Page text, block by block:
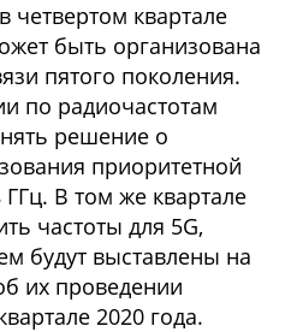
четвертом квартале
быть организована
пятого поколения.
по радиочастотам
решение о
приоритетной
В том же квартале
частоты для 5G,
будут выставлены на
их проведении
2020 года.